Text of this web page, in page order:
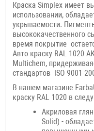
Краска Simplex имеет
использовании,
укрываемости.
высококачественного
время покрытие
Авто краску RAL 1020
Multichem,
стандартов ISO 9001-
В нашем магазине
краску RAL 1020 в
Акриловая
Solid) -